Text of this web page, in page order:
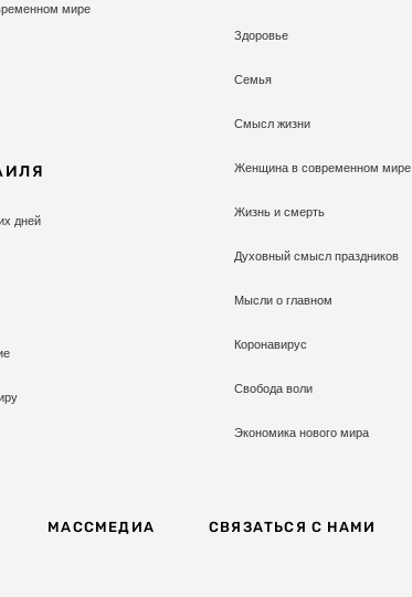
мире
дней
Здоровье
Семья
Смысл жизни
Женщина в современном мире
Жизнь и смерть
Духовный смысл праздников
Мысли о главном
Коронавирус
Свобода воли
Экономика нового мира
МАССМЕДИА СВЯЗАТЬСЯ С НАМИ